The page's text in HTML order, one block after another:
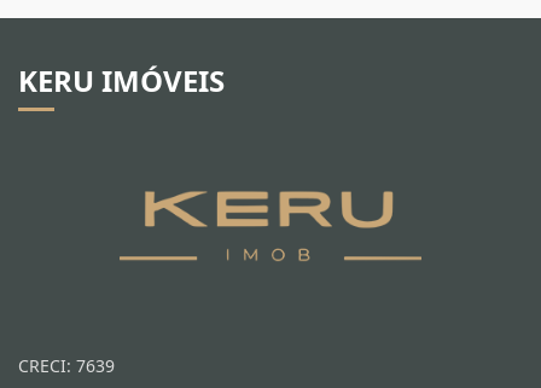
KERU IMÓVEIS
CRECI: 7639